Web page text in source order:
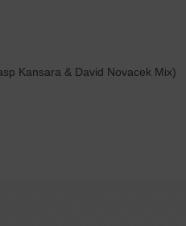
Kansara & David Novacek Mix)